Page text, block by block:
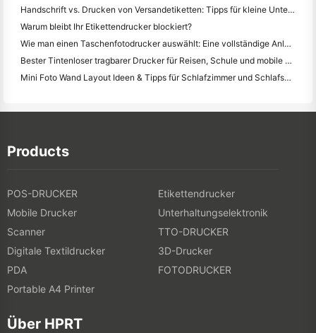
Handschrift vs. Drucken von Versandetiketten: Tipps für kleine Unternehmen im Jahr 2026
Warum bleibt Ihr Etikettendrucker blockiert?
Wie man einen Taschenfotodrucker auswählt: Eine vollständige Anleitung für Journalisten, Reisende und iPhone-Benutzer
Bester Tintenloser tragbarer Drucker für Reisen, Schule und mobile Arbeit: Hanin MT620 Pro Review
Mini Foto Wand Layout Ideen & Tipps für Schlafzimmer und Schlafsaal Dekoration
Products
POS-DRUCKER
Etikettendrucker
Mobile Drucker
Unterhaltungselektronik
Scanner
TTO-DRUCKER
Digitale Textildrucker
3D-Drucker
PDA
FOTODRUCKER
Portable A4 Printer
Über HPRT